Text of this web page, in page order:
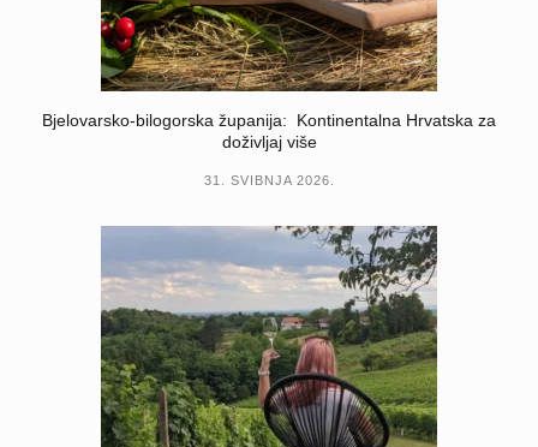
Bjelovarsko-bilogorska županija: Kontinentalna Hrvatska za
doživljaj više
31. SVIBNJA 2026.